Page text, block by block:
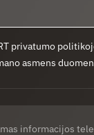
privatumo
asmens
informacijos